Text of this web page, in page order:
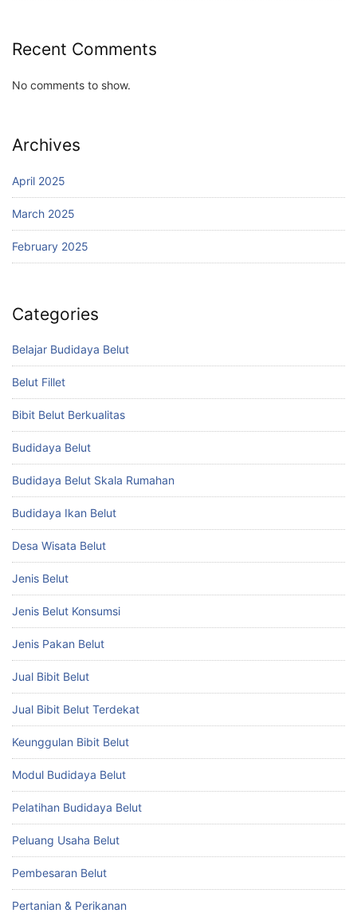
Recent Comments
No comments to show.
Archives
April 2025
March 2025
February 2025
Categories
Belajar Budidaya Belut
Belut Fillet
Bibit Belut Berkualitas
Budidaya Belut
Budidaya Belut Skala Rumahan
Budidaya Ikan Belut
Desa Wisata Belut
Jenis Belut
Jenis Belut Konsumsi
Jenis Pakan Belut
Jual Bibit Belut
Jual Bibit Belut Terdekat
Keunggulan Bibit Belut
Modul Budidaya Belut
Pelatihan Budidaya Belut
Peluang Usaha Belut
Pembesaran Belut
Pertanian & Perikanan